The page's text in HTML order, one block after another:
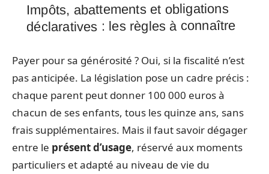
Impôts, abattements et obligations
déclaratives : les règles à connaître
Payer pour sa générosité ? Oui, si la fiscalité n’est
pas anticipée. La législation pose un cadre précis :
chaque parent peut donner 100 000 euros à
chacun de ses enfants, tous les quinze ans, sans
frais supplémentaires. Mais il faut savoir dégager
entre le présent d’usage, réservé aux moments
particuliers et adapté au niveau de vie du